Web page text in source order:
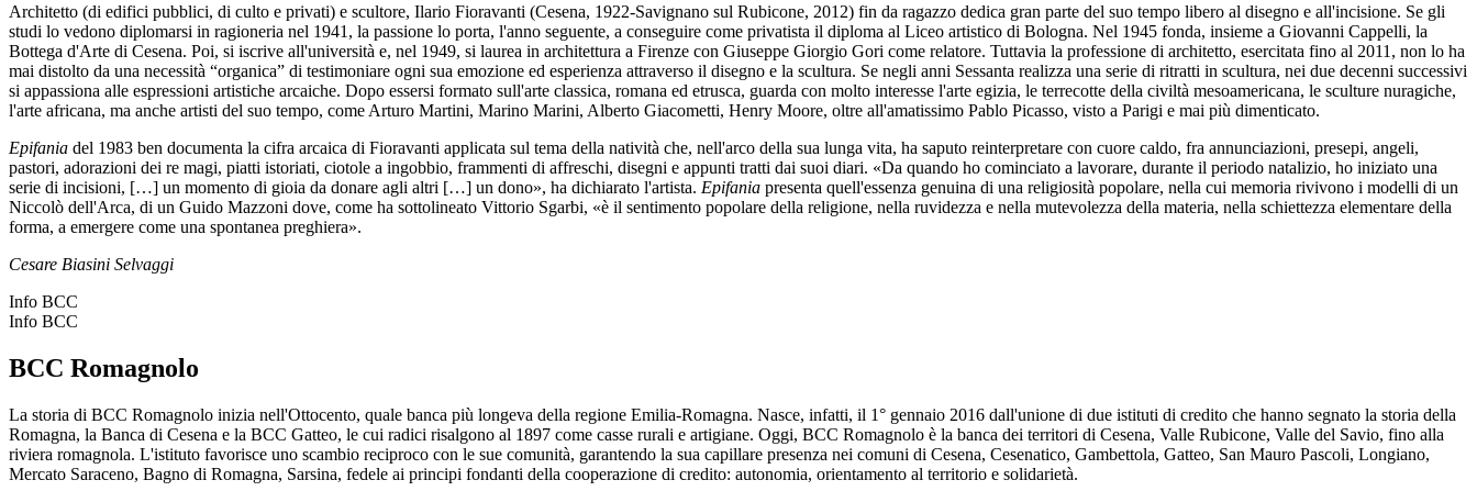
Architetto (di edifici pubblici, di culto e privati) e scultore, Ilario Fioravanti (Cesena, 1922-Savignano sul Rubicone, 2012) fin da ragazzo dedica gran parte del suo tempo libero al disegno e all'incisione. Se gli
studi lo vedono diplomarsi in ragioneria nel 1941, la passione lo porta, l'anno seguente, a conseguire come privatista il diploma al Liceo artistico di Bologna. Nel 1945 fonda, insieme a Giovanni Cappelli, la
Bottega d'Arte di Cesena. Poi, si iscrive all'università e, nel 1949, si laurea in architettura a Firenze con Giuseppe Giorgio Gori come relatore. Tuttavia la professione di architetto, esercitata fino al 2011, non lo ha
mai distolto da una necessità “organica” di testimoniare ogni sua emozione ed esperienza attraverso il disegno e la scultura. Se negli anni Sessanta realizza una serie di ritratti in scultura, nei due decenni successivi
si appassiona alle espressioni artistiche arcaiche. Dopo essersi formato sull'arte classica, romana ed etrusca, guarda con molto interesse l'arte egizia, le terrecotte della civiltà mesoamericana, le sculture nuragiche,
l'arte africana, ma anche artisti del suo tempo, come Arturo Martini, Marino Marini, Alberto Giacometti, Henry Moore, oltre all'amatissimo Pablo Picasso, visto a Parigi e mai più dimenticato.
Epifania del 1983 ben documenta la cifra arcaica di Fioravanti applicata sul tema della natività che, nell'arco della sua lunga vita, ha saputo reinterpretare con cuore caldo, fra annunciazioni, presepi, angeli,
pastori, adorazioni dei re magi, piatti istoriati, ciotole a ingobbio, frammenti di affreschi, disegni e appunti tratti dai suoi diari. «Da quando ho cominciato a lavorare, durante il periodo natalizio, ho iniziato una
serie di incisioni, […] un momento di gioia da donare agli altri […] un dono», ha dichiarato l'artista. Epifania presenta quell'essenza genuina di una religiosità popolare, nella cui memoria rivivono i modelli di un
Niccolò dell'Arca, di un Guido Mazzoni dove, come ha sottolineato Vittorio Sgarbi, «è il sentimento popolare della religione, nella ruvidezza e nella mutevolezza della materia, nella schiettezza elementare della
forma, a emergere come una spontanea preghiera».
Cesare Biasini Selvaggi
Info BCC
Info BCC
BCC Romagnolo
La storia di BCC Romagnolo inizia nell'Ottocento, quale banca più longeva della regione Emilia-Romagna. Nasce, infatti, il 1° gennaio 2016 dall'unione di due istituti di credito che hanno segnato la storia della
Romagna, la Banca di Cesena e la BCC Gatteo, le cui radici risalgono al 1897 come casse rurali e artigiane. Oggi, BCC Romagnolo è la banca dei territori di Cesena, Valle Rubicone, Valle del Savio, fino alla
riviera romagnola. L'istituto favorisce uno scambio reciproco con le sue comunità, garantendo la sua capillare presenza nei comuni di Cesena, Cesenatico, Gambettola, Gatteo, San Mauro Pascoli, Longiano,
Mercato Saraceno, Bagno di Romagna, Sarsina, fedele ai principi fondanti della cooperazione di credito: autonomia, orientamento al territorio e solidarietà.